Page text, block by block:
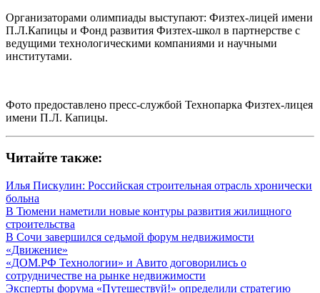
Организаторами олимпиады выступают: Физтех-лицей имени
П.Л.Капицы и Фонд развития Физтех-школ в партнерстве с
ведущими технологическими компаниями и научными
институтами.
Фото предоставлено пресс-службой Технопарка Физтех-лицея
имени П.Л. Капицы.
Читайте также:
Илья Пискулин: Российская строительная отрасль хронически
больна
В Тюмени наметили новые контуры развития жилищного
строительства
В Сочи завершился седьмой форум недвижимости
«Движение»
«ДОМ.РФ Технологии» и Авито договорились о
сотрудничестве на рынке недвижимости
Эксперты форума «Путешествуй!» определили стратегию